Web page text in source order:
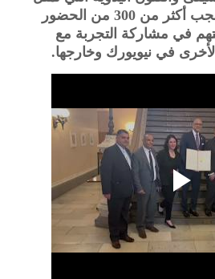
الثقافة العربية الغنية. أعجب أكثر من 300 من الحضور
في مشاركة التجربة مع
في نيويورك وخارجها.